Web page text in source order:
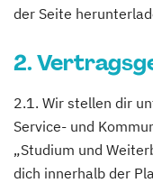
der Seite
2.
2.1. Wir stellen dir
Service- und
„Studium und
dich innerhalb der